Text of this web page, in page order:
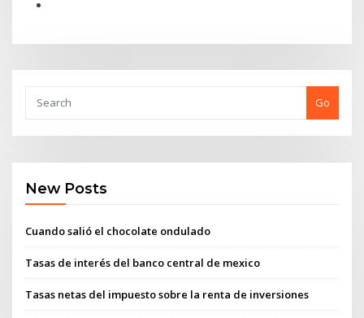
Go
New Posts
Cuando salió el chocolate ondulado
Tasas de interés del banco central de mexico
Tasas netas del impuesto sobre la renta de inversiones